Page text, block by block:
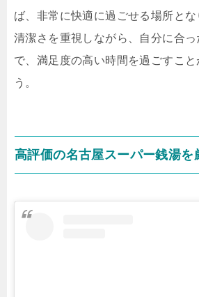
ば、非常に快適に過ごせる場所とな
清潔さを重視しながら、自分に合っ
で、満足度の高い時間を過ごすこと
う。
高評価の名古屋スーパー銭湯を